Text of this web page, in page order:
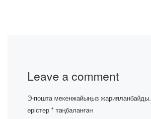
Leave a comment
Э-пошта мекенжайыңыз жарияланбайды.
өрістер * таңбаланған